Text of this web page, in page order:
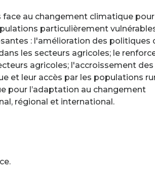
face au changement climatique
particulièrement
: l'amélioration des politiques
les secteurs agricoles; le
agricoles; l'accroissement des
et leur accès par les populations
pour l’adaptation au changement
régional et international.